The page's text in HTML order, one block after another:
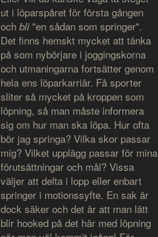
ut i löparspåret för första gången
och bli"en sådan som springer".
Det finns hemskt mycket att tänka
på som nybörjare i joggingskorna
och utmaningarna fortsätter genom
hela ens löparkarriär. Få sporter
sliter så mycket på kroppen som
löpning, så man måste informera
sig om hur man ska löpa. Hur ofta
bör jag springa? Vilka skor passar
mig? Vilket upplägg passar för mina
förutsättningar och mål? Vissa
väljer att delta i lopp eller enbart
springer i motionssyfte. En sak är
dock säker och det är att man lätt
blir hooked på det här med löpning